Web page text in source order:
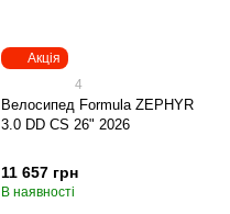
Акція
4
Велосипед Formula ZEPHYR
3.0 DD CS 26" 2026
11 657 грн
В наявності